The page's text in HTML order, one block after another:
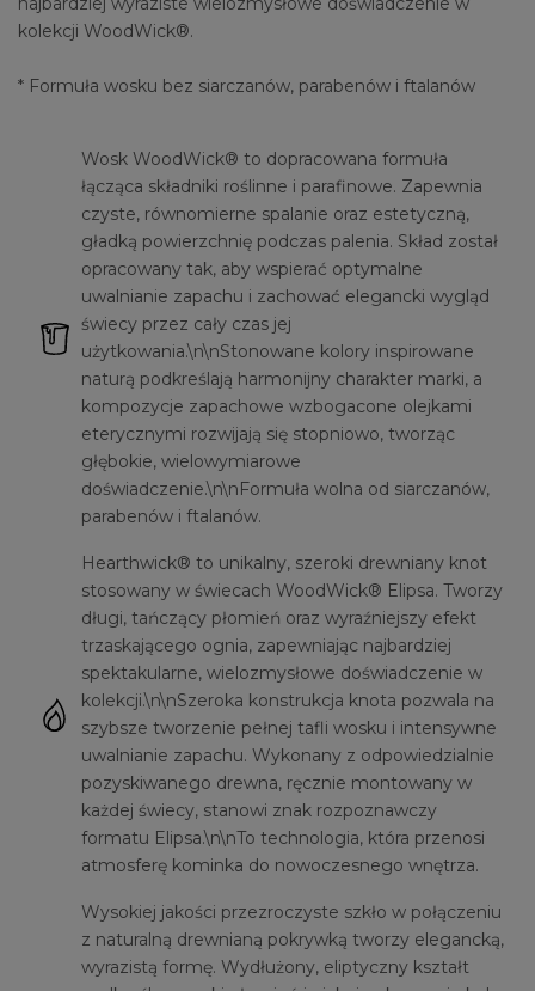
kolekcji WoodWick®.
* Formuła wosku bez siarczanów, parabenów i ftalanów
Wosk WoodWick® to dopracowana formuła
łącząca składniki roślinne i parafinowe. Zapewnia
czyste, równomierne spalanie oraz estetyczną,
gładką powierzchnię podczas palenia. Skład został
opracowany tak, aby wspierać optymalne
uwalnianie zapachu i zachować elegancki wygląd
świecy przez cały czas jej
użytkowania.\n\nStonowane kolory inspirowane
naturą podkreślają harmonijny charakter marki, a
kompozycje zapachowe wzbogacone olejkami
eterycznymi rozwijają się stopniowo, tworząc
głębokie, wielowymiarowe
doświadczenie.\n\nFormuła wolna od siarczanów,
parabenów i ftalanów.
Hearthwick® to unikalny, szeroki drewniany knot
stosowany w świecach WoodWick® Elipsa. Tworzy
długi, tańczący płomień oraz wyraźniejszy efekt
trzaskającego ognia, zapewniając najbardziej
spektakularne, wielozmysłowe doświadczenie w
kolekcji.\n\nSzeroka konstrukcja knota pozwala na
szybsze tworzenie pełnej tafli wosku i intensywne
uwalnianie zapachu. Wykonany z odpowiedzialnie
pozyskiwanego drewna, ręcznie montowany w
każdej świecy, stanowi znak rozpoznawczy
formatu Elipsa.\n\nTo technologia, która przenosi
atmosferę kominka do nowoczesnego wnętrza.
Wysokiej jakości przezroczyste szkło w połączeniu
z naturalną drewnianą pokrywką tworzy elegancką,
wyrazistą formę. Wydłużony, eliptyczny kształt